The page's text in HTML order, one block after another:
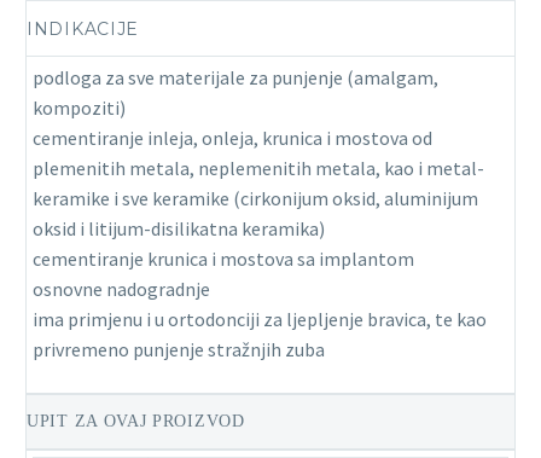
INDIKACIJE
podloga za sve materijale za punjenje (amalgam,
kompoziti)
cementiranje inleja, onleja, krunica i mostova od
plemenitih metala, neplemenitih metala, kao i metal-
keramike i sve keramike (cirkonijum oksid, aluminijum
oksid i litijum-disilikatna keramika)
cementiranje krunica i mostova sa implantom
osnovne nadogradnje
ima primjenu i u ortodonciji za ljepljenje bravica, te kao
privremeno punjenje stražnjih zuba
UPIT ZA OVAJ PROIZVOD